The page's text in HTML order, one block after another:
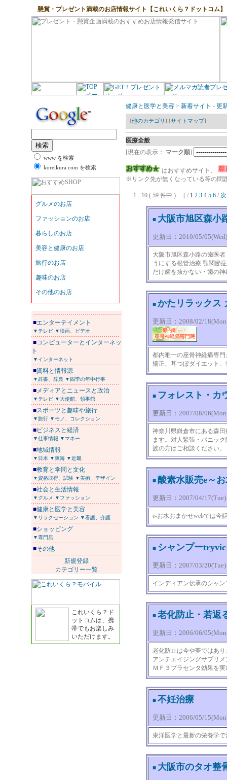
懸賞・プレゼント満載のお店情報サイト【これいくら？ドットコム】
www を検索
koreikura.com を検索
■エンターテイメント
▼テレビ ▼映画、ビデオ
■コンピューターとインターネッ
ト
▼インターネット
■資料と情報源
▼辞書、辞典 ▼四季の年中行事
■メディアとニュースと政治
▼テレビ ▼大使館、領事館
■スポーツと趣味や旅行
▼旅行 ▼モノ、コレクション
■ビジネスと経済
▼仕事情報 ▼マネー
■地域情報
▼日本 ▼東海 ▼近畿
■教育と学問と文化
▼資格取得、試験 ▼美術、デザイン
■社会と生活情報
▼グルメ ▼ファッション
■健康と医学と美容
▼リラクゼーション ▼看護、介護
■ショッピング
▼専門店
■その他
新規登録
カテゴリー一覧
これいくら？ド
ットコムは、携
帯でもお楽しみ
いただけます。
健康と医学と美容 > 新着サイト - 更
[他のカテゴリ ] [サイトマップ]
医療全般
[現在の表示：
マーク順]
はおすすめサイト、
※リンク先が無くなっている等の問
1 - 10 ( 59 件中 ) [ / 1 2 3 4 5 6 /
■ 大阪市旭区森小
更新日：2010/05/
大阪市旭区森小路の歯医
うにする根管治療 顎関節
だけ歯を抜かない・歯の
■ かたリラックス
更新日：2008/02/
都内唯一の座骨神経痛専
矯正、耳つぼダイエット
■ フォレスト・カ
更新日：2007/08/
神奈川県鎌倉市にある森
ます。対人緊張・パニッ
族の方はご相談ください。
■ 酸素水販売e～
更新日：2007/04/
e-お水おまかせwebでは今
■ シャンプーtryvic
更新日：2007/03/
インディアン伝承のシャ
■ 老化防止・若返
更新日：2006/06/
老化防止は今や夢ではあり
アンチエイジングサプリ
ＭＦ３プラセンタ効果を
■ 不妊治療
更新日：2006/05/
東洋医学と最新の栄養学
■ 大阪市のタオ整